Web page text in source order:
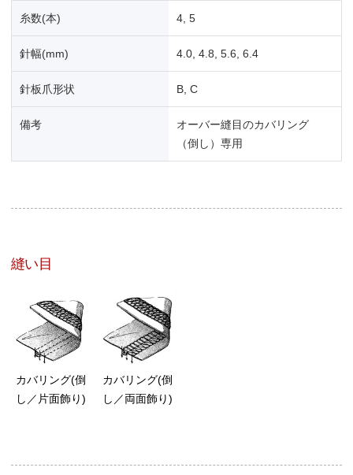
糸数(本) 4, 5
針幅(mm) 4.0, 4.8, 5.6, 6.4
針板爪形状 B, C
備考
オーバー縫目のカバリング
（倒し）専用
縫い目
カバリング(倒
し／片面飾り)
カバリング(倒
し／両面飾り)